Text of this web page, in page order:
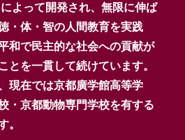
よって開発され、無限に伸ば
・体・智の人間教育を実践
和で民主的な社会への貢献が
とを一貫して続けています。
現在では京都廣学館高等学
・京都動物専門学校を有する
。